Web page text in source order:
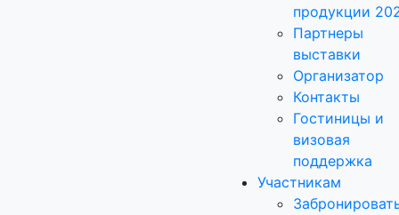
продукции
Партнеры
выставки
Организатор
Контакты
Гостиницы и
визовая
поддержка
Участникам